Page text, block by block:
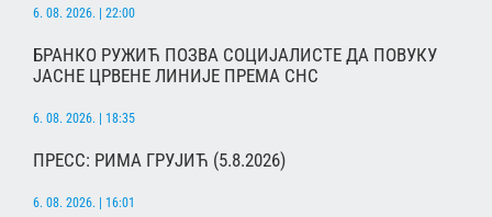
6. 08. 2026. | 22:00
БРАНКО РУЖИЋ ПОЗВА СОЦИЈАЛИСТЕ ДА ПОВУКУ
ЈАСНЕ ЦРВЕНЕ ЛИНИЈЕ ПРЕМА СНС
6. 08. 2026. | 18:35
ПРЕСС: РИМА ГРУЈИЋ (5.8.2026)
6. 08. 2026. | 16:01